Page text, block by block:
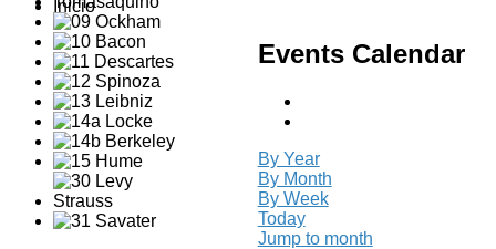
Inicio
Events Calendar
By Year
By Month
By Week
Today
Jump to month